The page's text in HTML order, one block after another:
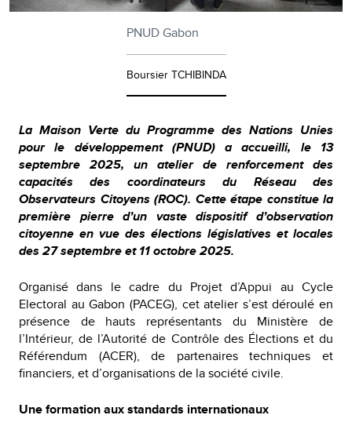
PNUD Gabon
Boursier TCHIBINDA
La Maison Verte du Programme des Nations Unies
pour le développement (PNUD) a accueilli, le 13
septembre 2025, un atelier de renforcement des
capacités des coordinateurs du Réseau des
Observateurs Citoyens (ROC). Cette étape constitue la
première pierre d’un vaste dispositif d’observation
citoyenne en vue des élections législatives et locales
des 27 septembre et 11 octobre 2025.
Organisé dans le cadre du Projet d’Appui au Cycle
Electoral au Gabon (PACEG), cet atelier s’est déroulé en
présence de hauts représentants du Ministère de
l’Intérieur, de l’Autorité de Contrôle des Élections et du
Référendum (ACER), de partenaires techniques et
financiers, et d’organisations de la société civile.
Une formation aux standards internationaux